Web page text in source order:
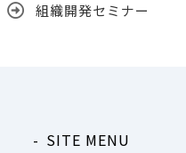
組織開発セミナー
SITE MENU